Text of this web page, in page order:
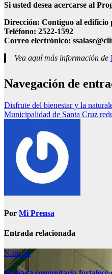
Si usted desea acercarse al
Dirección: Contiguo al
Teléfono: 2522-1592
Correo electrónico:
Vea aquí más información de
Navegación de
Disfrute del bienestar y la
Municipalidad de Santa Cruz
Por Mi Prensa
Entrada relacionada
Noticias